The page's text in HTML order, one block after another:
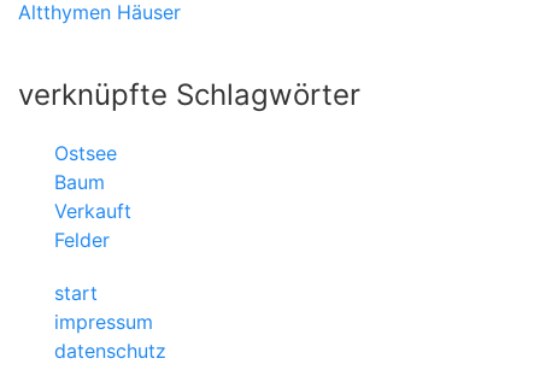
Altthymen Häuser
verknüpfte Schlagwörter
Ostsee
Baum
Verkauft
Felder
start
impressum
datenschutz